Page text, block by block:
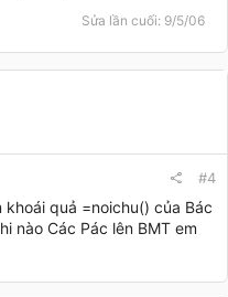
Sửa lần cuối: 9/5/06
#4
quả =noichu() của Bác
nào Các Pác lên BMT em